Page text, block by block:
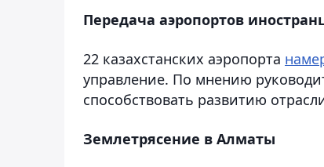
Передача аэропортов
22 казахстанских аэропорта
управление. По мнению
способствовать развитию
Землетрясение в Алматы